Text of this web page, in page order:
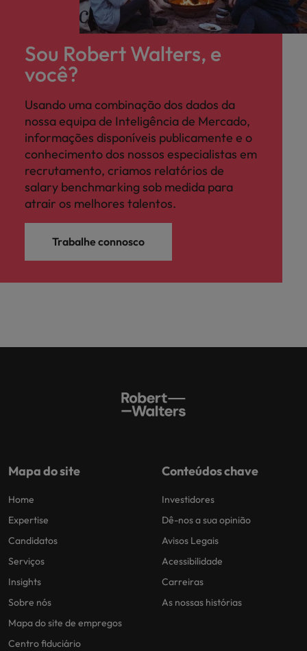
Sou Robert Walters, e
você?
Usando uma combinação dos dados da
nossa equipa de Inteligência de Mercado,
informações disponíveis publicamente e o
conhecimento dos nossos especialistas em
recrutamento, criamos relatórios de
salary benchmarking sob medida para
atrair os melhores talentos.
Trabalhe connosco
Mapa do site
Home
Expertise
Candidatos
Serviços
Insights
Sobre nós
Mapa do site de empregos
Centro fiduciário
Conteúdos chave
Investidores
Dê-nos a sua opinião
Avisos Legais
Acessibilidade
Carreiras
As nossas histórias